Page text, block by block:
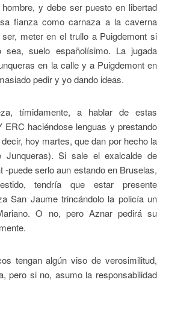
y debe ser puesto en libertad
fianza como carnaza a la caverna
meter en el trullo a Puigdemont si
suelo españolísimo. La jugada
en la calle y a Puigdemont en
pedir y yo dando ideas.
tímidamente, a hablar de estas
ERC haciéndose lenguas y prestando
hoy martes, que dan por hecho la
Junqueras). Si sale el exalcalde de
-puede serlo aun estando en Bruselas,
tendría que estar presente
San Jaume trincándolo la policía un
O no, pero Aznar pedirá su
tengan algún viso de verosimilitud,
pero si no, asumo la responsabilidad